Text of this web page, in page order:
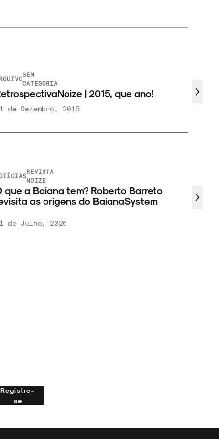
SEM
CATEGORIA
| 2015, que ano!
de Dezembro, 2015
REVISTA
NOIZE
que a Baiana tem? Roberto Barreto
as origens do BaianaSystem
de Julho, 2026
Registre-
se